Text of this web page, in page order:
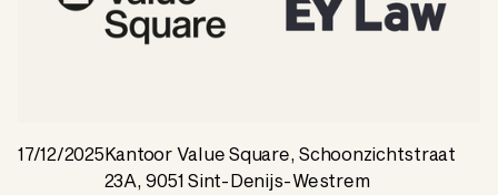
17/12/2025Kantoor Value Square, Schoonzichtstraat
23A, 9051 Sint-Denijs-Westrem